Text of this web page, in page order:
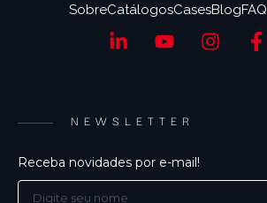
SobreCatálogosCasesBlogFAQ
NEWSLETTER
Receba novidades por e-mail!